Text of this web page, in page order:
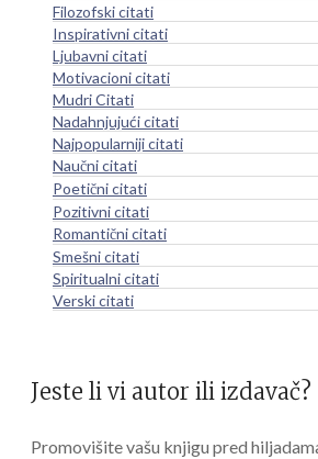
Filozofski citati
Inspirativni citati
Ljubavni citati
Motivacioni citati
Mudri Citati
Nadahnjujući citati
Najpopularniji citati
Naučni citati
Poetični citati
Pozitivni citati
Romantični citati
Smešni citati
Spiritualni citati
Verski citati
Jeste li vi autor ili izdavač?
Promovišite vašu knjigu pred